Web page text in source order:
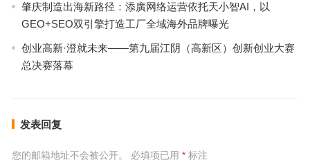
肇庆制造出海新路径：添廣网络运营依托天小智AI，以
GEO+SEO双引擎打造工厂全域海外品牌曝光
创业高新·澄就未来——第九届江阴（高新区）创新创业大赛
总决赛落幕
发表回复
您的邮箱地址不会被公开。 必填项已用 *标注